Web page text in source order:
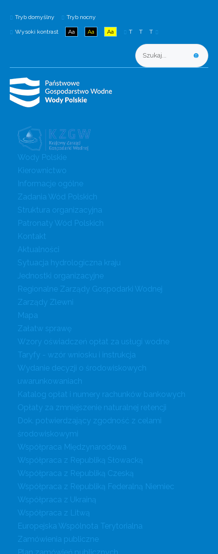
Tryb domyślny Tryb nocny
Wysoki kontrast Aa Aa Aa T T T
Wody Polskie
Kierownictwo
Informacje ogólne
Zadania Wód Polskich
Struktura organizacyjna
Patronaty Wód Polskich
Kontakt
Aktualności
Sytuacja hydrologiczna kraju
Jednostki organizacyjne
Regionalne Zarządy Gospodarki Wodnej
Zarządy Zlewni
Mapa
Załatw sprawę
Wzory oświadczeń opłat za usługi wodne
Taryfy - wzór wniosku i instrukcja
Wydanie decyzji o środowiskowych
uwarunkowaniach
Katalog opłat i numery rachunków bankowych
Opłaty za zmniejszenie naturalnej retencji
Dok. potwierdzający zgodność z celami
środowiskowymi
Współpraca Międzynarodowa
Współpraca z Republiką Słowacką
Współpraca z Republiką Czeską
Współpraca z Republiką Federalną Niemiec
Współpraca z Ukrainą
Współpraca z Litwą
Europejska Wspólnota Terytorialna
Zamówienia publiczne